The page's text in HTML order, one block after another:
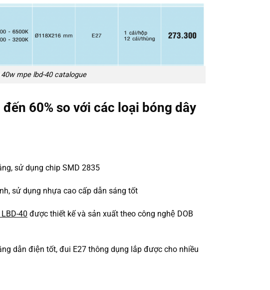
mpe lbd-40 catalogue
60% so với các loại bóng dây
sử dụng chip SMD 2835
sử dụng nhựa cao cấp dẫn sáng tốt
40 được thiết kế và sản xuất theo công nghệ DOB
dẫn điện tốt, đui E27 thông dụng lắp được cho nhiều